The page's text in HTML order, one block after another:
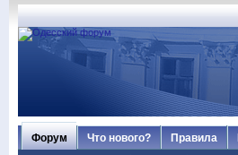
Форум Что нового? Правила